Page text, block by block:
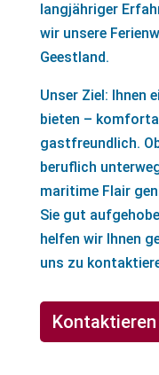
langjähriger
wir unsere
Geestland.
Unser Ziel: Ihnen
bieten –
gastfreundlich.
beruflich
maritime Flair
Sie gut
helfen wir Ihnen
uns zu
Kontaktieren